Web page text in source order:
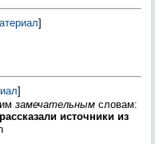
]
]
замечательным словам:
источники из